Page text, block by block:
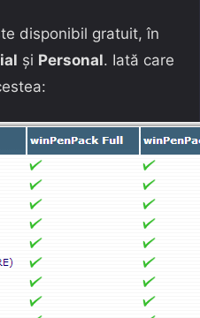
disponibil gratuit, în
și Personal. Iată care